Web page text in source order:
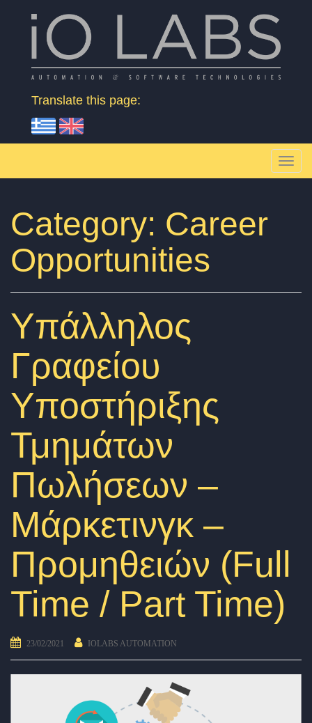
Skip to content
Βιομηχανικοί Αυτοματισμοί & Εφαρμογές
Translate this page:
T
Category: Career
Opportunities
Υπάλληλος
Γραφείου
Υποστήριξης
Τμημάτων
Πωλήσεων –
Μάρκετινγκ –
Προμηθειών (Full
Time / Part Time)
23/02/2021 IOLABS AUTOMATION